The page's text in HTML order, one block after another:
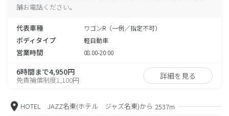
舗お電話ください。
代表車種 ワゴンR（一例／指定不可）
ボディタイプ 軽自動車
営業時間 08:00-20:00
6時間まで4,950円
免責補償制度1,100円 詳細を見る
HOTEL JAZZ名東(ホテル ジャズ名東)から 2537m